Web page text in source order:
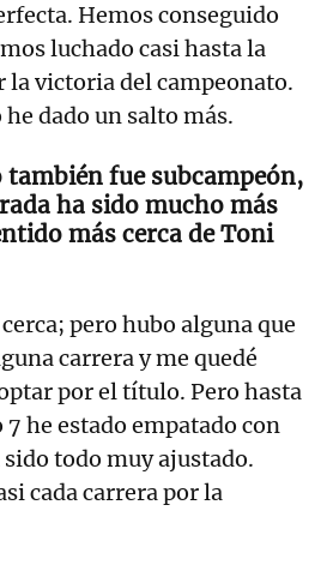
Hemos conseguido
luchado casi hasta la
victoria del campeonato.
dado un salto más.
también fue subcampeón,
ha sido mucho más
más cerca de Toni
pero hubo alguna que
carrera y me quedé
por el título. Pero hasta
he estado empatado con
todo muy ajustado.
cada carrera por la